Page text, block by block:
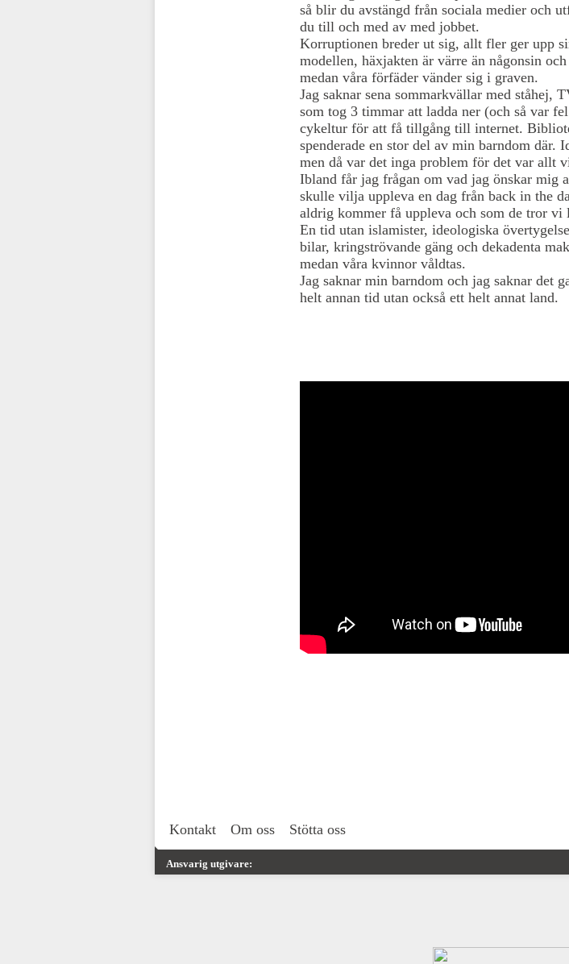
så blir du avstängd från sociala medier och
du till och med av med jobbet.
Korruptionen breder ut sig, allt fler ger upp
modellen, häxjakten är värre än någonsin
medan våra förfäder vänder sig i graven.
Jag saknar sena sommarkvällar med ståhej,
som tog 3 timmar att ladda ner (och så var
cykeltur för att få tillgång till internet.
spenderade en stor del av min barndom där.
men då var det inga problem för det var allt
Ibland får jag frågan om vad jag önskar mig
skulle vilja uppleva en dag från back in the
aldrig kommer få uppleva och som de tror vi
En tid utan islamister, ideologiska
bilar, kringströvande gäng och dekadenta
medan våra kvinnor våldtas.
Jag saknar min barndom och jag saknar det
helt annan tid utan också ett helt annat land.
Kontakt Om oss Stötta oss
Ansvarig utgivare: